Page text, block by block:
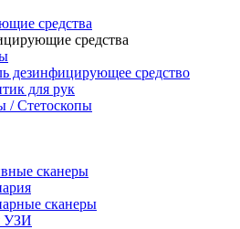
средства
средства
дезинфицирующее средство
для рук
/ Стетоскопы
сканеры
сканеры
УЗИ